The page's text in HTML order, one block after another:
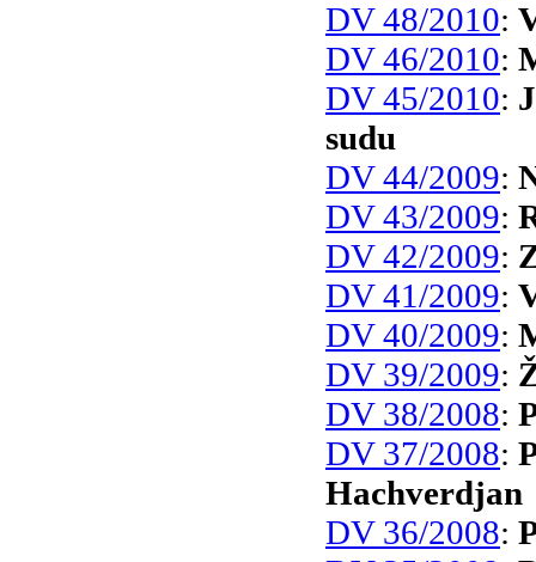
DV 48/2010:
DV 46/2010:
DV 45/2010:
sudu
DV 44/2009:
DV 43/2009:
DV 42/2009:
DV 41/2009:
DV 40/2009:
DV 39/2009:
DV 38/2008:
DV 37/2008:
Hachverdjan
DV 36/2008: